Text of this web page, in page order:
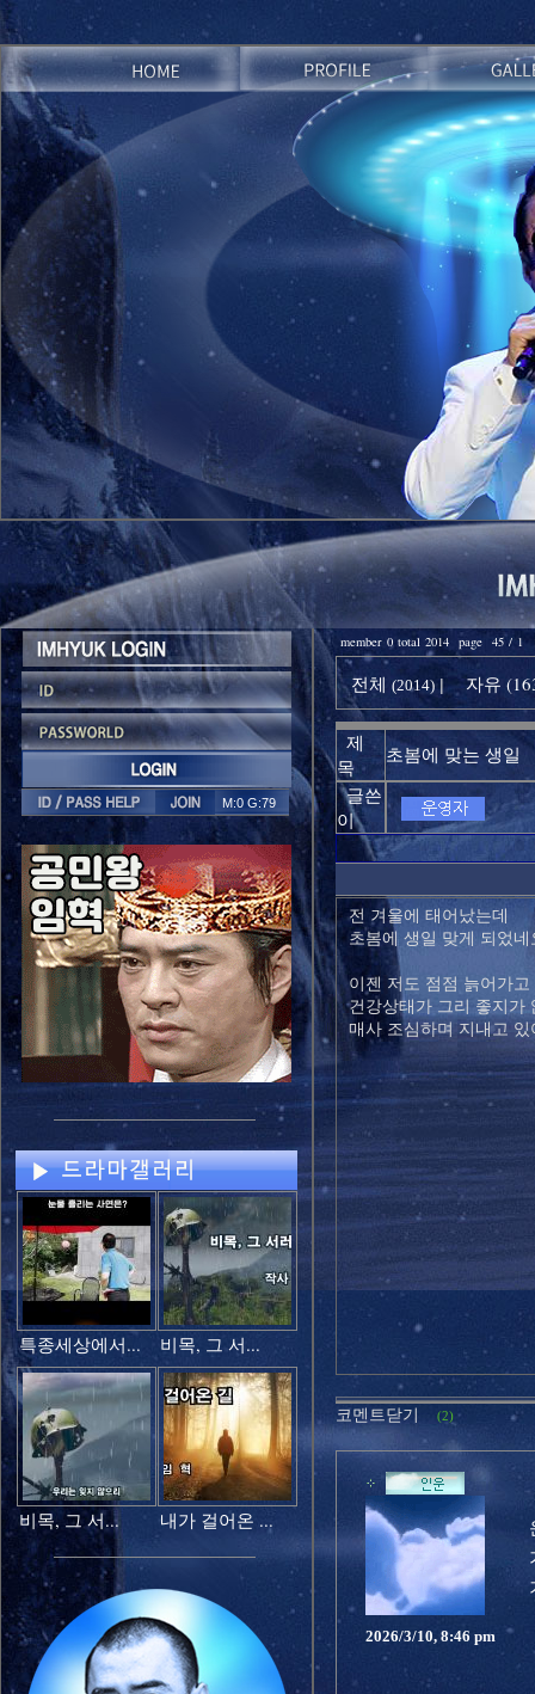
M:0 G:79
특종세상에서... 비목, 그 서...
비목, 그 서... 내가 걸어온 ...
member 0 total 2014 page 45 / 1
전체 (2014) | 자유
제
목
초봄에 맞는 생일
글쓴
이
전 겨울에 태어났는데
초봄에 생일 맞게 되었네
이젠 저도 점점 늙어가고
건강상태가 그리 좋지가
매사 조심하며 지내고 있
코멘트닫기 (2)
2026/3/10, 8:46 pm